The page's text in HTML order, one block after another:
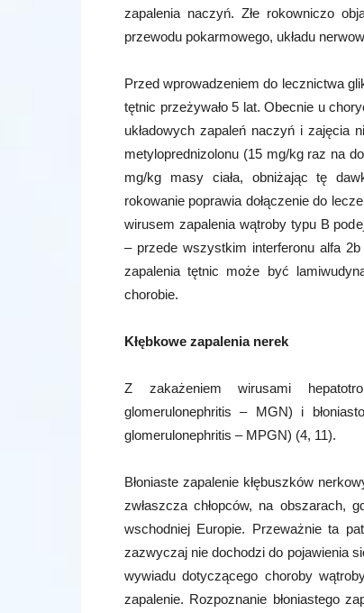
zapalenia naczyń. Złe rokowniczo
przewodu pokarmowego, układu
Przed wprowadzeniem do lecznictwa
tętnic przeżywało 5 lat. Obecnie u
układowych zapaleń naczyń i zajęcia
metyloprednizolonu (15 mg/kg raz na
mg/kg masy ciała, obniżając tę
rokowanie poprawia dołączenie do
wirusem zapalenia wątroby typu B
– przede wszystkim interferonu alfa
zapalenia tętnic może być
chorobie.
Kłębkowe zapalenia nerek
Z zakażeniem wirusami
glomerulonephritis – MGN) i
glomerulonephritis – MPGN) (4, 11).
Błoniaste zapalenie kłębuszków
zwłaszcza chłopców, na obszarach,
wschodniej Europie. Przeważnie ta
zazwyczaj nie dochodzi do pojawienia
wywiadu dotyczącego choroby
zapalenie. Rozpoznanie błoniastego